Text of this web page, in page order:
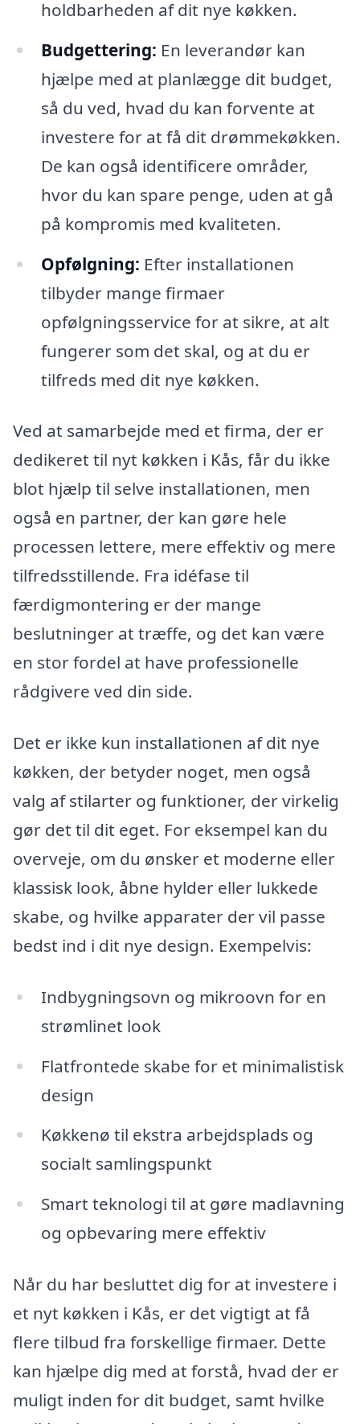
holdbarheden af dit nye køkken.
Budgettering: En leverandør kan
hjælpe med at planlægge dit budget,
så du ved, hvad du kan forvente at
investere for at få dit drømmekøkken.
De kan også identificere områder,
hvor du kan spare penge, uden at gå
på kompromis med kvaliteten.
Opfølgning: Efter installationen
tilbyder mange firmaer
opfølgningsservice for at sikre, at alt
fungerer som det skal, og at du er
tilfreds med dit nye køkken.
Ved at samarbejde med et firma, der er
dedikeret til nyt køkken i Kås, får du ikke
blot hjælp til selve installationen, men
også en partner, der kan gøre hele
processen lettere, mere effektiv og mere
tilfredsstillende. Fra idéfase til
færdigmontering er der mange
beslutninger at træffe, og det kan være
en stor fordel at have professionelle
rådgivere ved din side.
Det er ikke kun installationen af dit nye
køkken, der betyder noget, men også
valg af stilarter og funktioner, der virkelig
gør det til dit eget. For eksempel kan du
overveje, om du ønsker et moderne eller
klassisk look, åbne hylder eller lukkede
skabe, og hvilke apparater der vil passe
bedst ind i dit nye design. Exempelvis:
Indbygningsovn og mikroovn for en
strømlinet look
Flatfrontede skabe for et minimalistisk
design
Køkkenø til ekstra arbejdsplads og
socialt samlingspunkt
Smart teknologi til at gøre madlavning
og opbevaring mere effektiv
Når du har besluttet dig for at investere i
et nyt køkken i Kås, er det vigtigt at få
flere tilbud fra forskellige firmaer. Dette
kan hjælpe dig med at forstå, hvad der er
muligt inden for dit budget, samt hvilke